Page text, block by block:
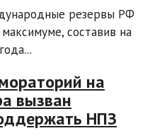
резервы РФ
составив на
на
вызван
НПЗ